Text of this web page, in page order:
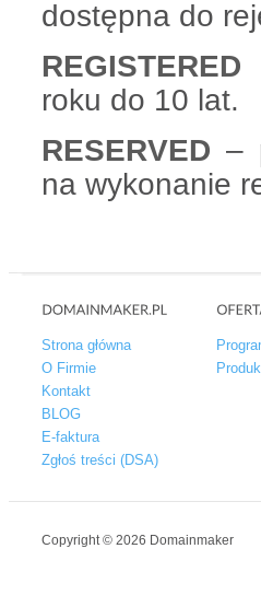
dostępna do
REGISTERED
roku do 10 lat.
RESERVED –
na wykonanie
Strona główna
O Firmie
Kontakt
BLOG
E-faktura
Zgłoś treści (DSA)
Copyright © 2026 Domainmaker